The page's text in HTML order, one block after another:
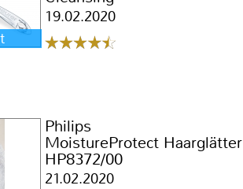
19.02.2020
Philips
MoistureProtect Haarglätter
HP8372/00
21.02.2020